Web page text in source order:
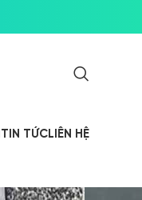
TIN TỨCLIÊN HỆ